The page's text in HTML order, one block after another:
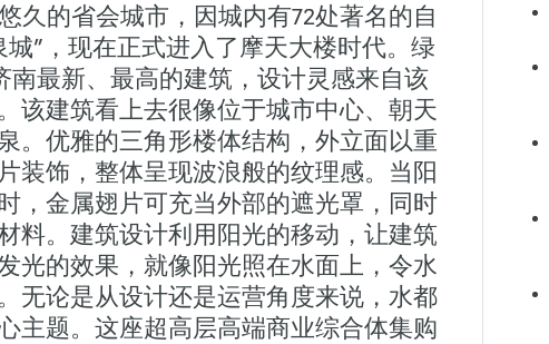
久的省会城市，因城内有72处著名的自
城”，现在正式进入了摩天大楼时代。绿
南最新、最高的建筑，设计灵感来自该
该建筑看上去很像位于城市中心、朝天
。优雅的三角形楼体结构，外立面以重
装饰，整体呈现波浪般的纹理感。当阳
，金属翅片可充当外部的遮光罩，同时
料。建筑设计利用阳光的移动，让建筑
光的效果，就像阳光照在水面上，令水
无论是从设计还是运营角度来说，水都
主题。这座超高层高端商业综合体集购